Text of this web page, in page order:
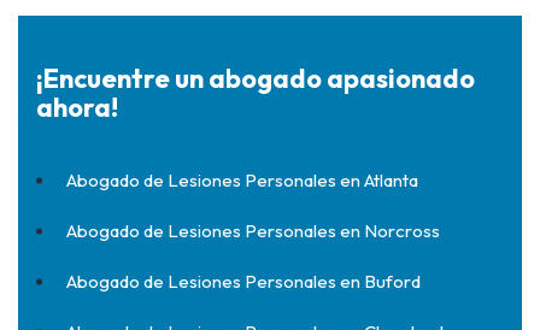
¡Encuentre un abogado apasionado
ahora!
Abogado de Lesiones Personales en Atlanta
Abogado de Lesiones Personales en Norcross
Abogado de Lesiones Personales en Buford